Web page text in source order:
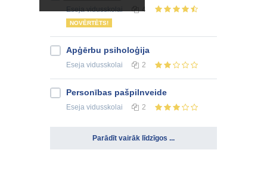
4
NOVĒRTĒTS!
Apģērbu psiholoģija
Eseja vidusskolai 2
Personības pašpilnveide
Eseja vidusskolai 2
Parādīt vairāk līdzīgos ...